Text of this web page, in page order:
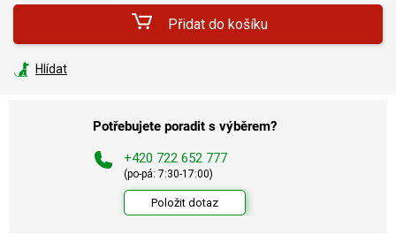
Přidat do košíku
Hlídat
Potřebujete poradit s výběrem?
+420 722 652 777
(po-pá: 7:30-17:00)
Položit dotaz